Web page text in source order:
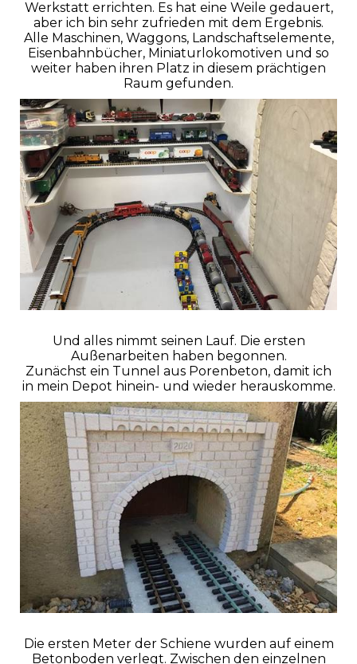
Werkstatt errichten. Es hat eine Weile gedauert,
aber ich bin sehr zufrieden mit dem Ergebnis.
Alle Maschinen, Waggons, Landschaftselemente,
Eisenbahnbücher, Miniaturlokomotiven und so
weiter haben ihren Platz in diesem prächtigen
Raum gefunden.
Und alles nimmt seinen Lauf. Die ersten
Außenarbeiten haben begonnen.
Zunächst ein Tunnel aus Porenbeton, damit ich
in mein Depot hinein- und wieder herauskomme.
Die ersten Meter der Schiene wurden auf einem
Betonboden verlegt. Zwischen den einzelnen